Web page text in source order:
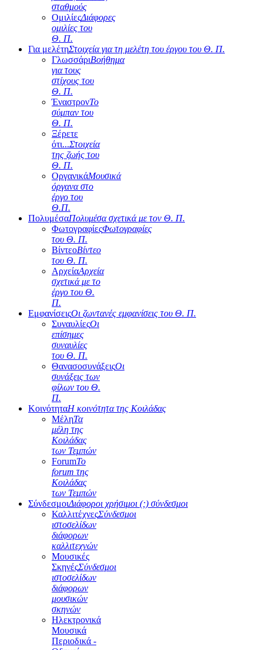
σταθμούς
ΟμιλίεςΔιάφορες
ομιλίες του
Θ. Π.
Για μελέτηΣτοιχεία για τη μελέτη του έργου του Θ. Π.
ΓλωσσάριΒοήθημα
για τους
στίχους του
Θ. Π.
ΈναστρονΤο
σύμπαν του
Θ. Π.
Ξέρετε
ότι...Στοιχεία
της ζωής του
Θ. Π.
ΟργανικάΜουσικά
όργανα στο
έργο του
Θ.Π.
ΠολυμέσαΠολυμέσα σχετικά με τον Θ. Π.
ΦωτογραφίεςΦωτογραφίες
του Θ. Π.
ΒίντεοΒίντεο
του Θ. Π.
ΑρχείαΑρχεία
σχετικά με το
έργο του Θ.
Π.
ΕμφανίσειςΟι ζωντανές εμφανίσεις του Θ. Π.
ΣυναυλίεςΟι
επίσημες
συναυλίες
του Θ. Π.
ΘανασοσυνάξειςΟι
συνάξεις των
φίλων του Θ.
Π.
ΚοινότηταΗ κοινότητα της Κοιλάδας
ΜέληΤα
μέλη της
Κοιλάδας
των Τεμπών
ForumΤο
forum της
Κοιλάδας
των Τεμπών
ΣύνδεσμοιΔιάφοροι χρήσιμοι (;) σύνδεσμοι
ΚαλλιτέχνεςΣύνδεσμοι
ιστοσελίδων
διάφορων
καλλιτεχνών
Μουσικές
ΣκηνέςΣύνδεσμοι
ιστοσελίδων
διάφορων
μουσικών
σκηνών
Ηλεκτρονικά
Μουσικά
Περιοδικά -